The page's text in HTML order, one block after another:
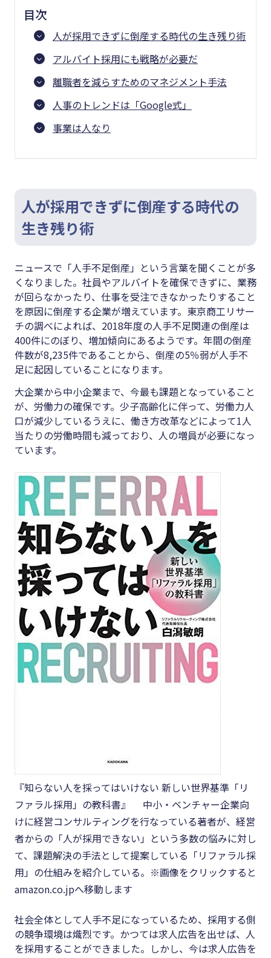
目次
人が採用できずに倒産する時代の生き残り術
アルバイト採用にも戦略が必要だ
離職者を減らすためのマネジメント手法
人事のトレンドは「Google式」
事業は人なり
人が採用できずに倒産する時代の
生き残り術
ニュースで「人手不足倒産」という言葉を聞くことが多
くなりました。社員やアルバイトを確保できずに、業務
が回らなかったり、仕事を受注できなかったりすること
を原因に倒産する企業が増えています。東京商工リサー
チの調べによれば、2018年度の人手不足関連の倒産は
400件にのぼり、増加傾向にあるようです。年間の倒産
件数が8,235件であることから、倒産の5％弱が人手不
足に起因していることになります。
大企業から中小企業まで、今最も課題となっていること
が、労働力の確保です。少子高齢化に伴って、労働力人
口が減少しているうえに、働き方改革などによって1人
当たりの労働時間も減っており、人の増員が必要になっ
ています。
『知らない人を採ってはいけない 新しい世界基準「リ
ファラル採用」の教科書』 中小・ベンチャー企業向
けに経営コンサルティングを行なっている著者が、経営
者からの「人が採用できない」という多数の悩みに対し
て、課題解決の手法として提案している「リファラル採
用」の仕組みを紹介している。※画像をクリックすると
amazon.co.jpへ移動します
社会全体として人手不足になっているため、採用する側
の競争環境は熾烈です。かつては求人広告を出せば、人
を採用することができました。しかし、今は求人広告を